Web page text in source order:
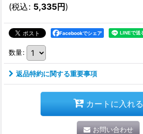
(税込: 5,335円)
Facebookでシェア
数量:
返品特約に関する重要事項
カートに入れる
お問い合わせ